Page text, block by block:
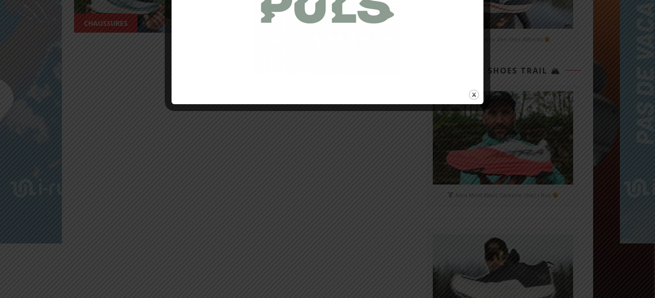
CHAUSSURES
Salut la Team !!! Aujourd'hui, on se présente face à vous avec
une shoes de trail qui n'est autre que l'un des modèles phares
Mizuno Neo Zen chez Alltricks
TOP 3 SHOES TRAIL 🏔
Altra Mont Blanc Carbone chez i-Run